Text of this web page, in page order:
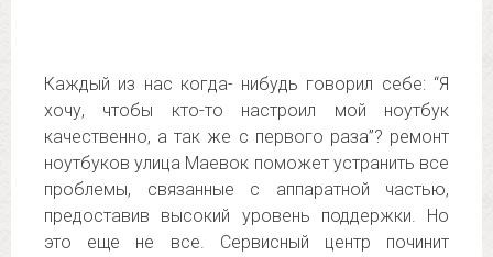
Каждый из нас когда- нибудь говорил себе: “Я
хочу, чтобы кто-то настроил мой ноутбук
качественно, а так же с первого раза”? ремонт
ноутбуков улица Маевок поможет устранить все
проблемы, связанные с аппаратной частью,
предоставив высокий уровень поддержки. Но
это еще не все. Сервисный центр починит